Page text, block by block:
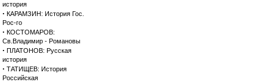
история
· КАРАМЗИН: История Гос.
Рос-го
· КОСТОМАРОВ:
Св.Владимир - Романовы
· ПЛАТОНОВ: Русская
история
· ТАТИЩЕВ: История
Российская